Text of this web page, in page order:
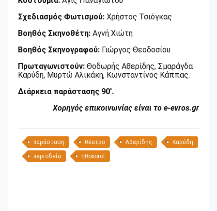
Σχεδιασμός Φωτισμού: Χρήστος Τσιόγκας
Βοηθός Σκηνοθέτη: Αγνή Χιώτη
Βοηθός Σκηνογραφού: Γιώργος Θεοδοσίου
Πρωταγωνιστούν: Θοδωρής Αθερίδης, Σμαράγδα
Καρύδη, Μυρτώ Αλικάκη, Κωνσταντίνος Κάππας.
Διάρκεια παράστασης 90'.
Χορηγός επικοινωνίας είναι το e-evros.gr
παράσταση θέατρο Αθερίδης Καρύδη
περιοδεία ηθοποιοί